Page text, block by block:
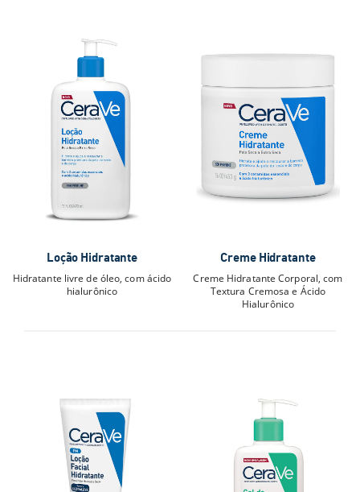
Loção Hidratante
Hidratante livre de óleo, com ácido
hialurônico
Creme Hidratante
Creme Hidratante Corporal, com
Textura Cremosa e Ácido
Hialurônico